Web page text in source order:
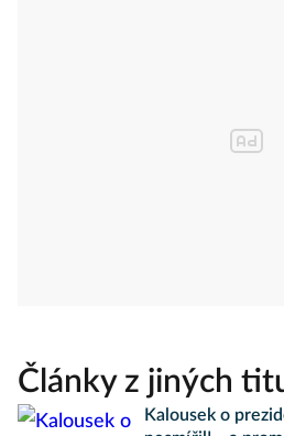
Články z jiných
Kalousek o